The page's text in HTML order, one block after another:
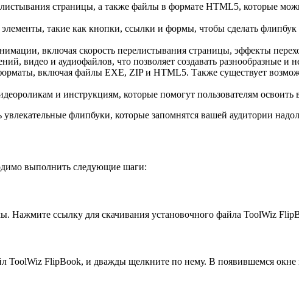
страницы, а также файлы в формате HTML5, которые
такие как кнопки, ссылки и формы, чтобы сделать
включая скорость перелистывания страницы, эффекты
видео и аудиофайлов, что позволяет создавать разнообразные и
включая файлы EXE, ZIP и HTML5. Также существует
и инструкциям, которые помогут пользователям
флипбуки, которые запомнятся вашей аудитории
выполнить следующие шаги:
Нажмите ссылку для скачивания установочного файла ToolWiz
ToolWiz FlipBook, и дважды щелкните по нему. В появившемся